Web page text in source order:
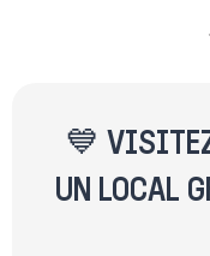
💙 VISITEZ
UN LOCAL